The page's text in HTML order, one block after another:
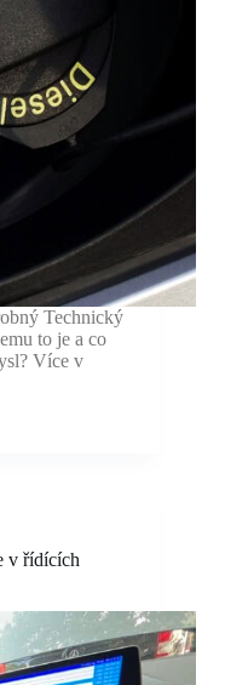
Technický
to je a co
Více v
v řídících